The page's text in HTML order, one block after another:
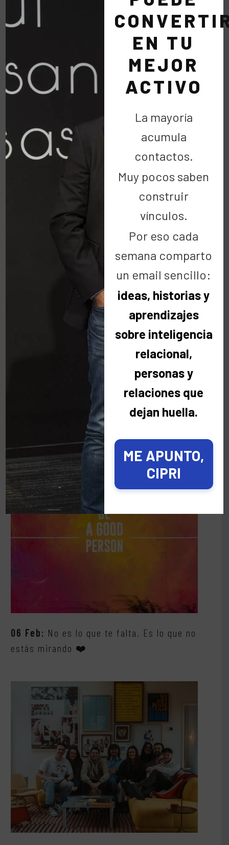
La gratitud como arquitectura
invisible de las relaciones humanas 🤗
06 Feb: No es lo que te falta. Es lo que no
estás mirando ❤️
EN TU
MEJOR
ACTIVO
La mayoría
acumula
contactos.
Muy pocos saben
construir
vínculos.
Por eso cada
semana comparto
un email sencillo:
ideas, historias y
aprendizajes
sobre inteligencia
relacional,
personas y
relaciones que
dejan huella.
ME APUNTO,
CIPRI